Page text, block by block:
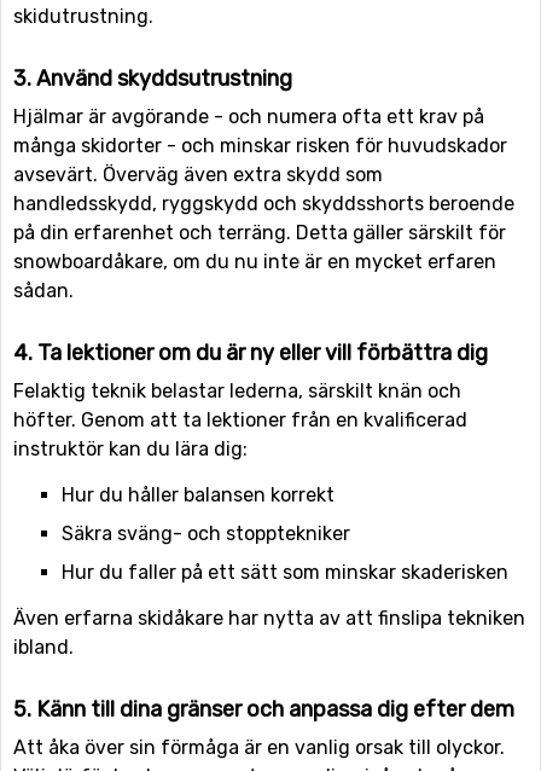
skidutrustning.
3. Använd skyddsutrustning
Hjälmar är avgörande - och numera ofta ett krav på
många skidorter - och minskar risken för huvudskador
avsevärt. Överväg även extra skydd som
handledsskydd, ryggskydd och skyddsshorts beroende
på din erfarenhet och terräng. Detta gäller särskilt för
snowboardåkare, om du nu inte är en mycket erfaren
sådan.
4. Ta lektioner om du är ny eller vill förbättra dig
Felaktig teknik belastar lederna, särskilt knän och
höfter. Genom att ta lektioner från en kvalificerad
instruktör kan du lära dig:
Hur du håller balansen korrekt
Säkra sväng- och stopptekniker
Hur du faller på ett sätt som minskar skaderisken
Även erfarna skidåkare har nytta av att finslipa tekniken
ibland.
5. Känn till dina gränser och anpassa dig efter dem
Att åka över sin förmåga är en vanlig orsak till olyckor.